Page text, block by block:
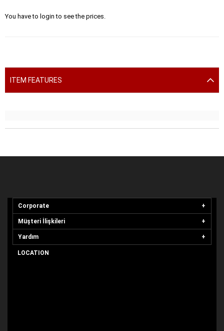
You have to login to see the prices.
ITEM FEATURES
Corporate
Müşteri İlişkileri
Yardım
LOCATION